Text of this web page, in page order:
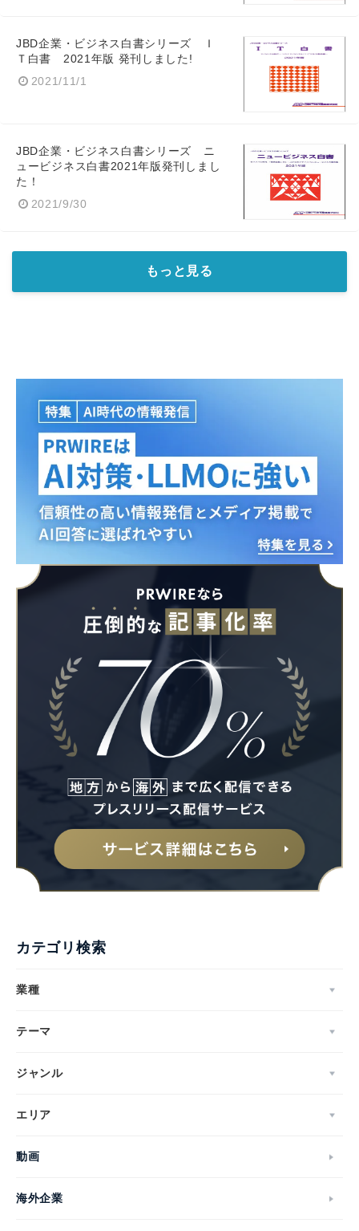
JBD企業・ビジネス白書シリーズ Ｉ
Ｔ白書 2021年版 発刊しました!
2021/11/1
JBD企業・ビジネス白書シリーズ ニ
ュービジネス白書2021年版発刊しまし
た！
2021/9/30
もっと見る
カテゴリ検索
業種
テーマ
ジャンル
エリア
動画
海外企業
Japanese
English